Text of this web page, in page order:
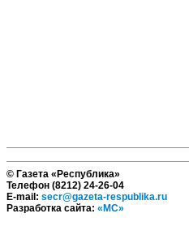
© Газета «Республика»
Телефон (8212) 24-26-04
E-mail: secr@gazeta-respublika.ru
Разработка сайта: «МС»